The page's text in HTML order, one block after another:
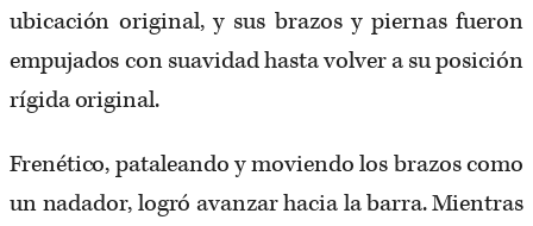
ubicación original, y sus brazos y piernas fueron
empujados con suavidad hasta volver a su posición
rígida original.
Frenético, pataleando y moviendo los brazos como
un nadador, logró avanzar hacia la barra. Mientras